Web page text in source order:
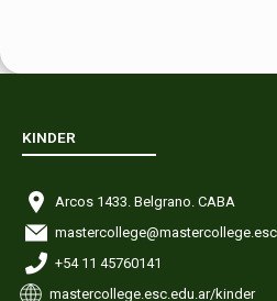
KINDER
Arcos 1433. Belgrano. CABA
+54 11 45760141
mastercollege.esc.edu.ar/kinder